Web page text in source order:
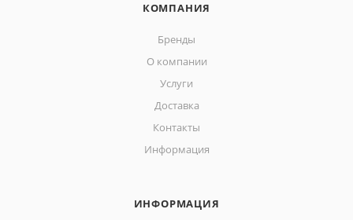
КОМПАНИЯ
Бренды
О компании
Услуги
Доставка
Контакты
Информация
ИНФОРМАЦИЯ